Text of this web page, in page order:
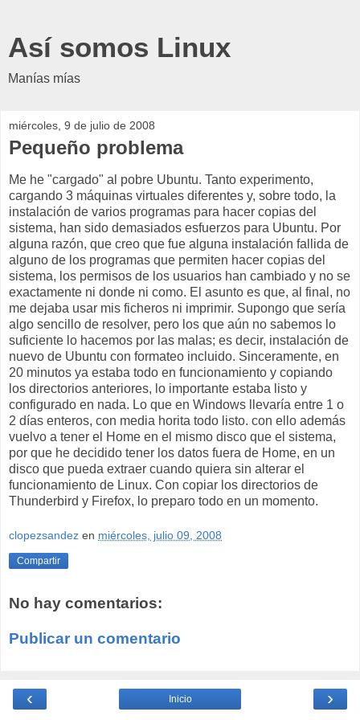
Así somos Linux
Manías mías
miércoles, 9 de julio de 2008
Pequeño problema
Me he "cargado" al pobre Ubuntu. Tanto experimento,
cargando 3 máquinas virtuales diferentes y, sobre todo, la
instalación de varios programas para hacer copias del
sistema, han sido demasiados esfuerzos para Ubuntu. Por
alguna razón, que creo que fue alguna instalación fallida de
alguno de los programas que permiten hacer copias del
sistema, los permisos de los usuarios han cambiado y no se
exactamente ni donde ni como. El asunto es que, al final, no
me dejaba usar mis ficheros ni imprimir. Supongo que sería
algo sencillo de resolver, pero los que aún no sabemos lo
suficiente lo hacemos por las malas; es decir, instalación de
nuevo de Ubuntu con formateo incluido. Sinceramente, en
20 minutos ya estaba todo en funcionamiento y copiando
los directorios anteriores, lo importante estaba listo y
configurado en nada. Lo que en Windows llevaría entre 1 o
2 días enteros, con media horita todo listo. con ello además
vuelvo a tener el Home en el mismo disco que el sistema,
por que he decidido tener los datos fuera de Home, en un
disco que pueda extraer cuando quiera sin alterar el
funcionamiento de Linux. Con copiar los directorios de
Thunderbird y Firefox, lo preparo todo en un momento.
clopezsandez en miércoles, julio 09, 2008
Compartir
No hay comentarios:
Publicar un comentario
‹ ›
Inicio